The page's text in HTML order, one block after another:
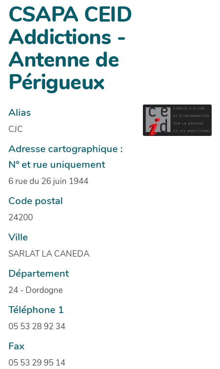
CSAPA CEID
Addictions -
Antenne de
Périgueux
Alias
CJC
Adresse cartographique :
N° et rue uniquement
6 rue du 26 juin 1944
Code postal
24200
Ville
SARLAT LA CANEDA
Département
24 - Dordogne
Téléphone 1
05 53 28 92 34
Fax
05 53 29 95 14